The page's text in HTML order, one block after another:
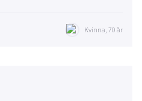
Kvinna, 70 år